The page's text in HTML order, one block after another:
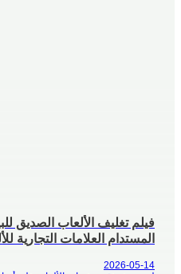
فيلم تغليف الألعاب الصديق
المستدام العلامات التجارية
2026-05-14